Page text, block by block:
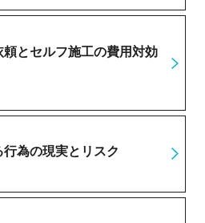
とセルフ施工の費用対効
為の現実とリスク